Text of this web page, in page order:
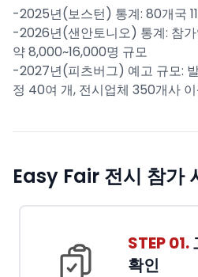
-2025년(보스턴) 통계: 80개국
-2026년(샌안토니오) 통계: 참
약 8,000~16,000명 규모
-2027년(피츠버그) 예고 규모:
정 40여 개, 전시업체 350개사
Easy Fair 전시 참가
STEP 01.
확인